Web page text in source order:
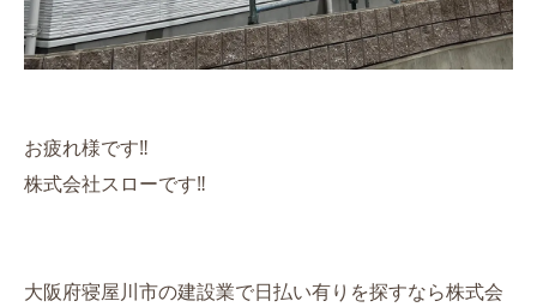
お疲れ様です‼️
株式会社スローです‼️
大阪府寝屋川市の建設業で日払い有りを探すなら株式会